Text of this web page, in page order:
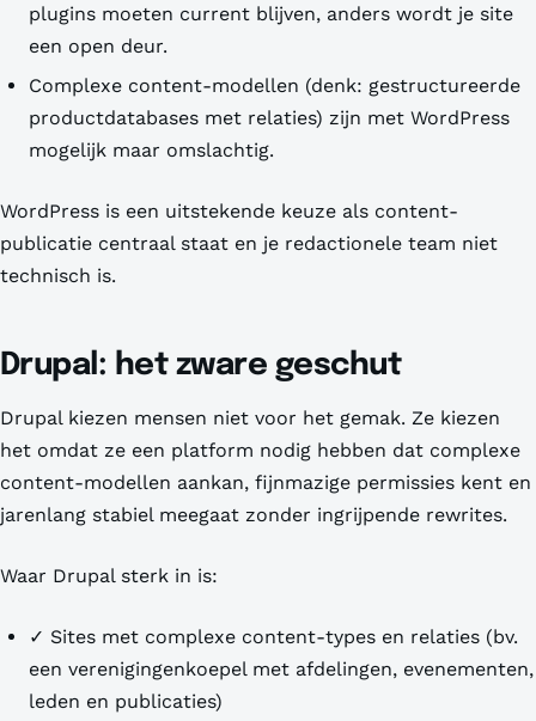
plugins moeten current blijven, anders wordt je site
een open deur.
Complexe content-modellen (denk: gestructureerde
productdatabases met relaties) zijn met WordPress
mogelijk maar omslachtig.
WordPress is een uitstekende keuze als content-
publicatie centraal staat en je redactionele team niet
technisch is.
Drupal: het zware geschut
Drupal kiezen mensen niet voor het gemak. Ze kiezen
het omdat ze een platform nodig hebben dat complexe
content-modellen aankan, fijnmazige permissies kent en
jarenlang stabiel meegaat zonder ingrijpende rewrites.
Waar Drupal sterk in is:
✓ Sites met complexe content-types en relaties (bv.
een verenigingenkoepel met afdelingen, evenementen,
leden en publicaties)